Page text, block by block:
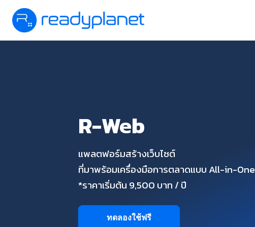
R-Web
แพลตฟอร์มสร้างเว็บไซต์
ที่มาพร้อมเครื่องมือการตลาดแบบ All-in-One
*ราคาเริ่มต้น 9,500 บาท / ปี
ทดลองใช้ฟรี